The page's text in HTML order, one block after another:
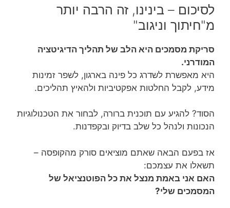
לסיכום – בינינו, זה הרבה יותר
מ"חיתוך וניגוב"
סריקת מסמכים היא הלב של תהליך הדיגיטציה
המודרני.
היא מאפשרת לשדרג כל פינה בארגון, לשפר זמינות
מידע, לקבל החלטות אפקטיביות ולהאיץ תהליכים.
הסוד? להגיע עם תוכנית ברורה, לבחור את הטכנולוגיות
הנכונות ולנהל כל שלב בדיוק ובקפדנות.
אז בפעם הבאה שאתם מוציאים סורק מהקופסה –
תשאלו את עצמכם:
האם אני באמת מנצל את כל הפוטנציאל של
המסמכים שלי?